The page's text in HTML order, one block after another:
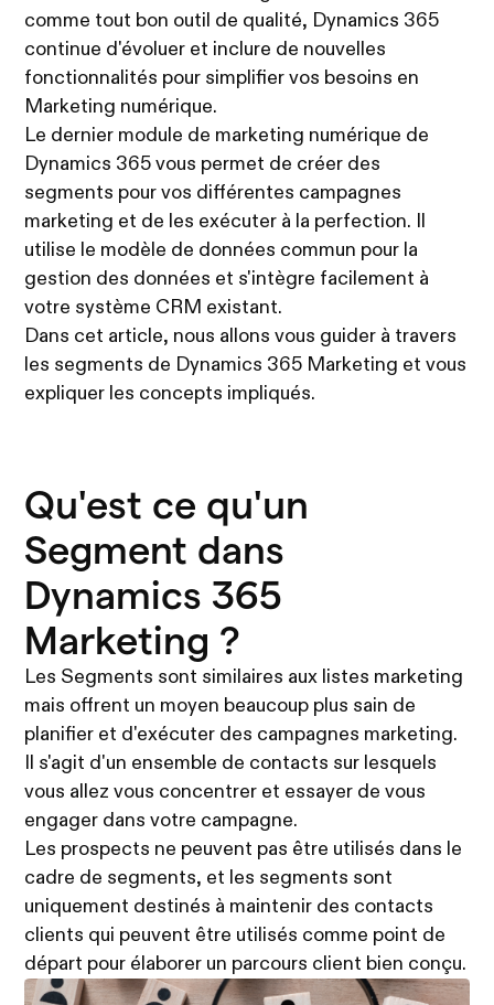
comme tout bon outil de qualité, Dynamics 365
continue d'évoluer et inclure de nouvelles
fonctionnalités pour simplifier vos besoins en
Marketing numérique.
Le dernier module de marketing numérique de
Dynamics 365 vous permet de créer des
segments pour vos différentes campagnes
marketing et de les exécuter à la perfection. Il
utilise le modèle de données commun pour la
gestion des données et s'intègre facilement à
votre système CRM existant.
Dans cet article, nous allons vous guider à travers
les segments de Dynamics 365 Marketing et vous
expliquer les concepts impliqués.
Qu'est ce qu'un
Segment dans
Dynamics 365
Marketing ?
Les Segments sont similaires aux listes marketing
mais offrent un moyen beaucoup plus sain de
planifier et d'exécuter des campagnes marketing.
Il s'agit d'un ensemble de contacts sur lesquels
vous allez vous concentrer et essayer de vous
engager dans votre campagne.
Les prospects ne peuvent pas être utilisés dans le
cadre de segments, et les segments sont
uniquement destinés à maintenir des contacts
clients qui peuvent être utilisés comme point de
départ pour élaborer un parcours client bien conçu.